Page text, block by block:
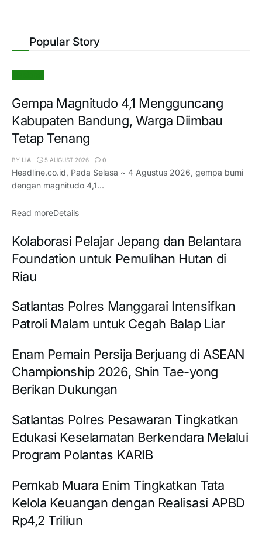
Popular Story
Gempa Magnitudo 4,1 Mengguncang
Kabupaten Bandung, Warga Diimbau
Tetap Tenang
BY LIA 5 AUGUST 2026 0
Headline.co.id, Pada Selasa ~ 4 Agustus 2026, gempa bumi
dengan magnitudo 4,1...
Read moreDetails
Kolaborasi Pelajar Jepang dan Belantara
Foundation untuk Pemulihan Hutan di
Riau
Satlantas Polres Manggarai Intensifkan
Patroli Malam untuk Cegah Balap Liar
Enam Pemain Persija Berjuang di ASEAN
Championship 2026, Shin Tae-yong
Berikan Dukungan
Satlantas Polres Pesawaran Tingkatkan
Edukasi Keselamatan Berkendara Melalui
Program Polantas KARIB
Pemkab Muara Enim Tingkatkan Tata
Kelola Keuangan dengan Realisasi APBD
Rp4,2 Triliun